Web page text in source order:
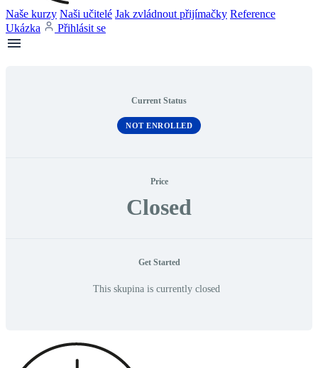
Naše kurzy Naši učitelé Jak zvládnout přijímačky Reference
Ukázka
Přihlásit se
Current Status
NOT ENROLLED
Price
Closed
Get Started
This skupina is currently closed